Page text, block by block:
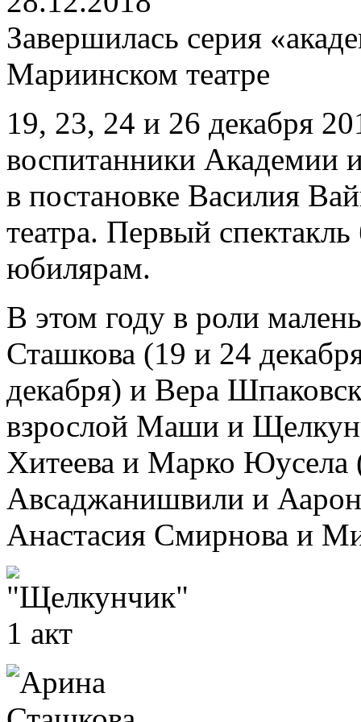
Завершилась серия
Мариинском театре
19, 23, 24 и 26 декабря
воспитанники Академии
в постановке Василия
театра. Первый
юбилярам.
В этом году в роли
Сташкова (19 и 24
декабря) и Вера
взрослой Маши и
Хитеева и Марко Юусела
Авсаджанишвили и
Анастасия Смирнова и